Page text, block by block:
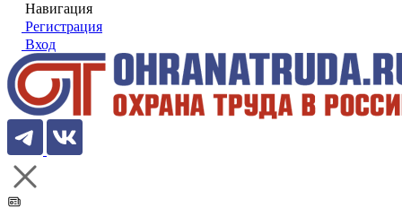
Навигация
Регистрация
Вход